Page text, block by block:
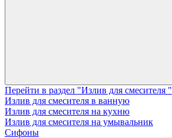
Перейти в раздел "Излив для смесителя "
Излив для смесителя в ванную
Излив для смесителя на кухню
Излив для смесителя на умывальник
Сифоны